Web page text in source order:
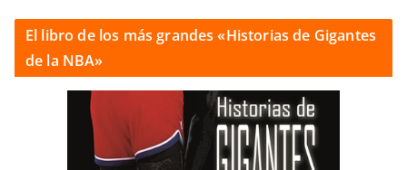
El libro de los más grandes «Historias de Gigantes
de la NBA»